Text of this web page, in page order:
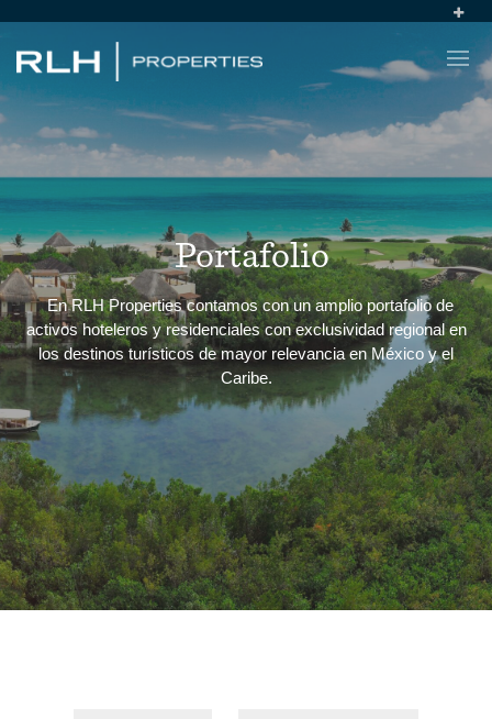
Portafolio
En RLH Properties contamos con un amplio portafolio de
activos hoteleros y residenciales con exclusividad regional en
los destinos turísticos de mayor relevancia en México y el
Caribe.